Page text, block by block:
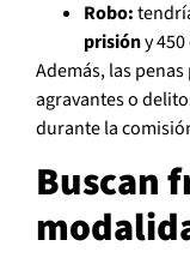
Robo:
prisióny
Además, las
agravantes o
durante la
Buscan